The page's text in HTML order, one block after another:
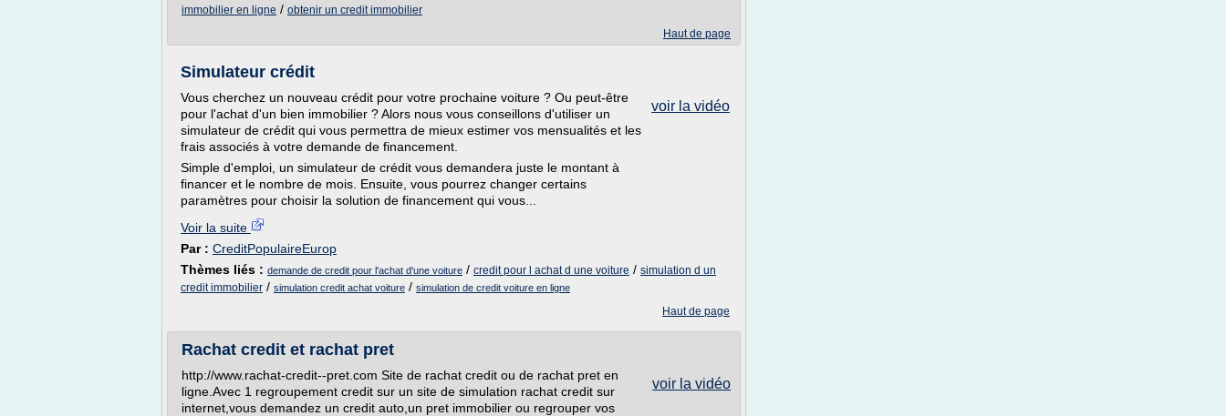
immobilier en ligne / obtenir un credit immobilier
Haut de page
Simulateur crédit
voir la vidéo
Vous cherchez un nouveau crédit pour votre prochaine voiture ? Ou peut-être
pour l'achat d'un bien immobilier ? Alors nous vous conseillons d'utiliser un
simulateur de crédit qui vous permettra de mieux estimer vos mensualités et les
frais associés à votre demande de financement.
Simple d'emploi, un simulateur de crédit vous demandera juste le montant à
financer et le nombre de mois. Ensuite, vous pourrez changer certains
paramètres pour choisir la solution de financement qui vous...
Voir la suite
Par : CreditPopulaireEurop
Thèmes liés : demande de credit pour l'achat d'une voiture / credit pour l achat d une voiture / simulation d un
credit immobilier / simulation credit achat voiture / simulation de credit voiture en ligne
Haut de page
Rachat credit et rachat pret
voir la vidéo
http://www.rachat-credit--pret.com Site de rachat credit ou de rachat pret en
ligne.Avec 1 regroupement credit sur un site de simulation rachat credit sur
internet,vous demandez un credit auto,un pret immobilier ou regrouper vos